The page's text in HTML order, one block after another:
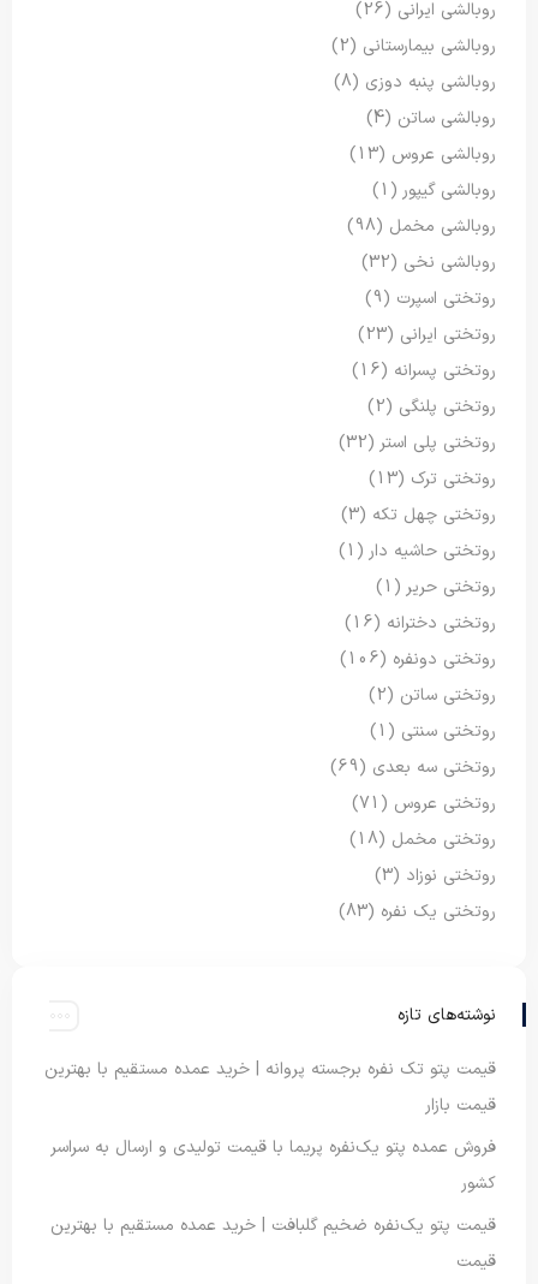
روبالشی ایرانی (26)
روبالشی بیمارستانی (2)
روبالشی پنبه دوزی (8)
روبالشی ساتن (4)
روبالشی عروس (13)
روبالشی گیپور (1)
روبالشی مخمل (98)
روبالشی نخی (32)
روتختی اسپرت (9)
روتختی ایرانی (23)
روتختی پسرانه (16)
روتختی پلنگی (2)
روتختی پلی استر (32)
روتختی ترک (13)
روتختی چهل تکه (3)
روتختی حاشیه دار (1)
روتختی حریر (1)
روتختی دخترانه (16)
روتختی دونفره (106)
روتختی ساتن (2)
روتختی سنتی (1)
روتختی سه بعدی (69)
روتختی عروس (71)
روتختی مخمل (18)
روتختی نوزاد (3)
روتختی یک نفره (83)
نوشته‌های تازه
قیمت پتو تک نفره برجسته پروانه | خرید عمده مستقیم با بهترین
قیمت بازار
فروش عمده پتو یک‌نفره پریما با قیمت تولیدی و ارسال به سراسر
کشور
قیمت پتو یک‌نفره ضخیم گلبافت | خرید عمده مستقیم با بهترین
قیمت